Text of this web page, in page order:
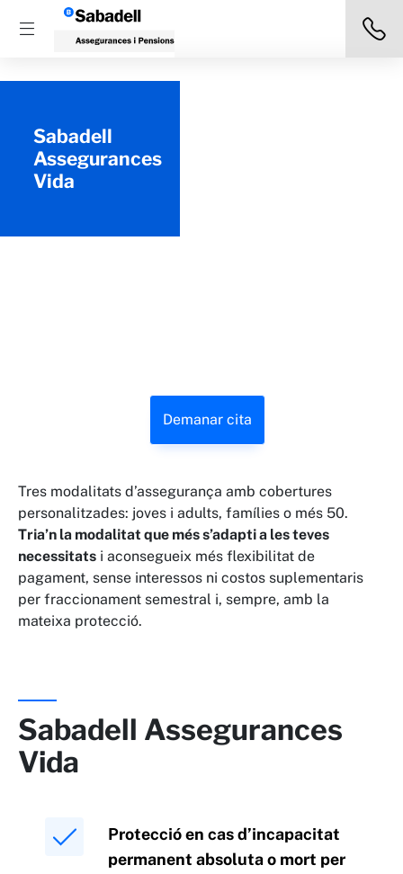
Sabadell
Assegurances
Vida
Demanar cita
Tres modalitats d’assegurança amb cobertures
personalitzades: joves i adults, famílies o més 50.
Tria’n la modalitat que més s’adapti a les teves
necessitats i aconsegueix més flexibilitat de
pagament, sense interessos ni costos suplementaris
per fraccionament semestral i, sempre, amb la
mateixa protecció.
Sabadell Assegurances
Vida
Protecció en cas d’incapacitat
permanent absoluta o mort per